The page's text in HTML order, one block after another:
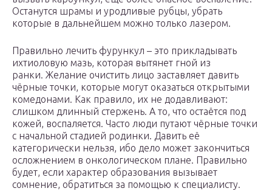
Останутся шрамы и уродливые рубцы, убрать
которые в дальнейшем можно только лазером.
Правильно лечить фурункул – это прикладывать
ихтиоловую мазь, которая вытянет гной из
ранки. Желание очистить лицо заставляет давить
чёрные точки, которые могут оказаться открытыми
комедонами. Как правило, их не додавливают:
слишком длинный стержень. А то, что остаётся под
кожей, воспаляется. Часто люди путают чёрные точки
с начальной стадией родинки. Давить её
категорически нельзя, ибо дело может закончиться
осложнением в онкологическом плане. Правильно
будет, если характер образования вызывает
сомнение, обратиться за помощью к специалисту.